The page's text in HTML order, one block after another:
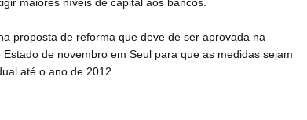
proposta de reforma que deve de ser aprovada na
de novembro em Seul para que as medidas sejam
até o ano de 2012.